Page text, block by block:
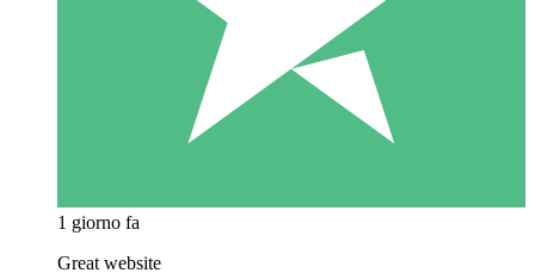
1 giorno fa
Great website